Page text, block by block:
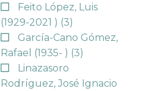
Feito López, Luis
(1929-2021 ) (3)
García-Cano Gómez,
Rafael (1935- ) (3)
Linazasoro
Rodríguez, José Ignacio